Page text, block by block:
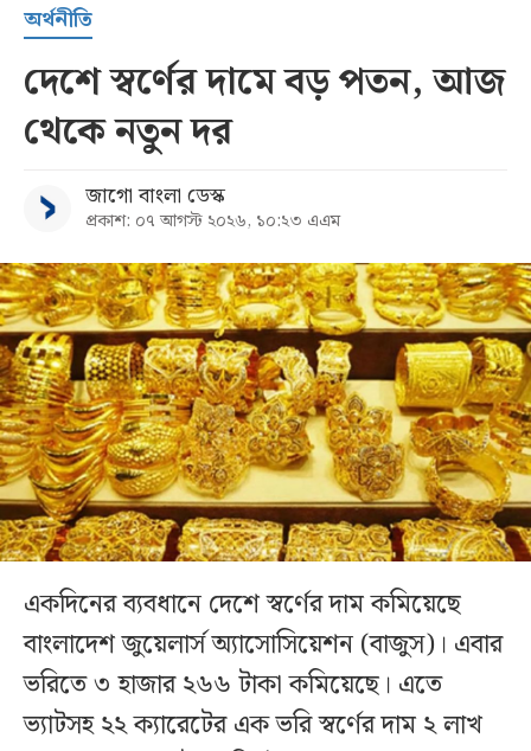
অর্থনীতি
দেশে স্বর্ণের দামে বড় পতন, আজ
থেকে নতুন দর
জাগো বাংলা ডেস্ক
প্রকাশ: ০৭ আগস্ট ২০২৬, ১০:২৩ এএম
একদিনের ব্যবধানে দেশে স্বর্ণের দাম কমিয়েছে
বাংলাদেশ জুয়েলার্স অ্যাসোসিয়েশন (বাজুস)। এবার
ভরিতে ৩ হাজার ২৬৬ টাকা কমিয়েছে। এতে
ভ্যাটসহ ২২ ক্যারেটের এক ভরি স্বর্ণের দাম ২ লাখ